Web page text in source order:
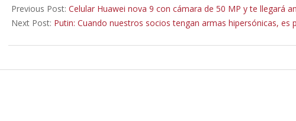
12-
13
Previous Post: Celular Huawei nova 9 con cámara de 50 MP y te llegará
Next Post: Putin: Cuando nuestros socios tengan armas hipersónicas,